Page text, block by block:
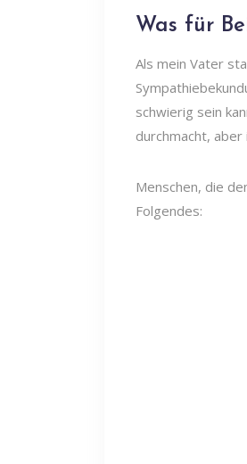
Was für
Als mein Vater
schwierig sein
durchmacht,
Menschen, die
Folgendes: